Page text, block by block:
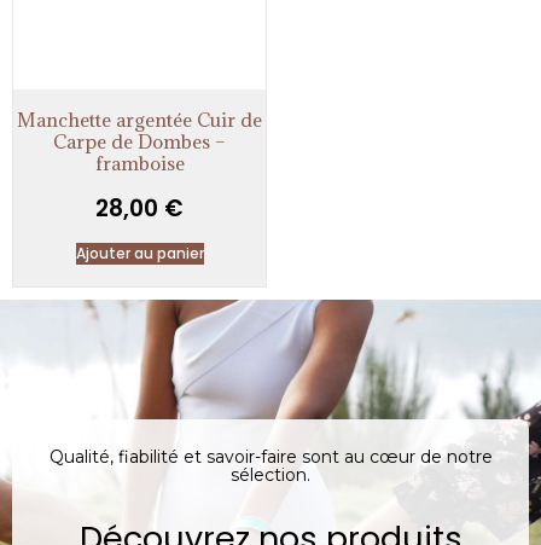
Manchette argentée Cuir de
Carpe de Dombes –
framboise
28,00 €
Ajouter au panier
Qualité, fiabilité et savoir-faire sont au cœur de notre
sélection.